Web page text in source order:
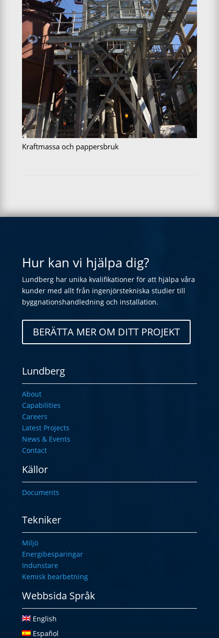
Kraftmassa och pappersbruk
Hur kan vi hjälpa dig?
Lundberg har unika kvalifikationer för att hjälpa våra
kunder med allt från ingenjörstekniska studier till
byggnationshandledning och installation.
BERÄTTA MER OM DITT PROJEKT
Lundberg
About
Capabilities
Careers
Latest Projects
News & Events
Contact
Källor
Documents
Tekniker
Miljö
Energibesparingar
Indunstare
Kemisk bearbetning
Webbsida Språk
English
Español